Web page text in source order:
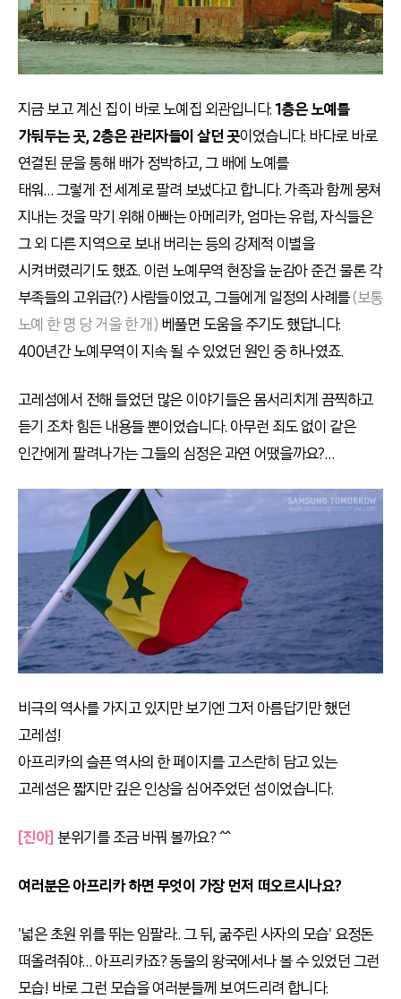
지금 보고 계신 집이 바로 노예집 외관입니다.1층은 노예를
가둬두는 곳, 2층은 관리자들이 살던 곳이었습니다. 바다로 바로
연결된 문을 통해 배가 정박하고, 그 배에 노예를
태워… 그렇게 전 세계로 팔려 보냈다고 합니다. 가족과 함께 뭉쳐
지내는 것을 막기 위해 아빠는 아메리카, 엄마는 유럽, 자식들은
그 외 다른 지역으로 보내 버리는 등의 강제적 이별을
시켜버렸리기도 했죠. 이런 노예무역 현장을 눈감아 준건 물론 각
부족들의 고위급(?) 사람들이었고, 그들에게 일정의 사례를(보통
노예 한 명 당 거울 한 개) 베풀면 도움을 주기도 했답니다.
400년간 노예무역이 지속 될 수 있었던 원인 중 하나였죠.
고레섬에서 전해 들었던 많은 이야기들은 몸서리치게 끔찍하고
듣기 조차 힘든 내용들 뿐이었습니다. 아무런 죄도 없이 같은
인간에게 팔려나가는 그들의 심정은 과연 어땠을까요?…
비극의 역사를 가지고 있지만 보기엔 그저 아름답기만 했던
고레섬!
아프리카의 슬픈 역사의 한 페이지를 고스란히 담고 있는
고레섬은 짧지만 깊은 인상을 심어주었던 섬이었습니다.
[진아] 분위기를 조금 바꿔 볼까요? ^^
여러분은 아프리카 하면 무엇이 가장 먼저 떠오르시나요?
'넓은 초원 위를 뛰는 임팔라.. 그 뒤, 굶주린 사자의 모습' 요정돈
떠올려줘야… 아프리카죠? 동물의 왕국에서나 볼 수 있었던 그런
모습! 바로 그런 모습을 여러분들께 보여드리려 합니다.